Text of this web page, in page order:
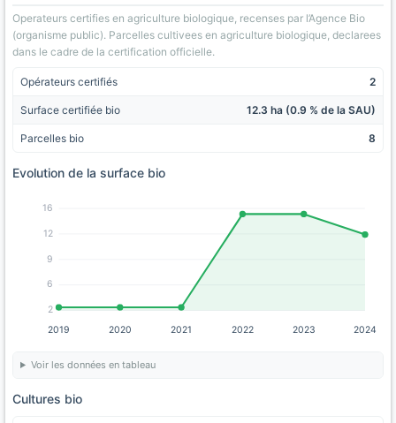
Operateurs certifies en agriculture biologique, recenses par l’Agence Bio
(organisme public). Parcelles cultivees en agriculture biologique, declarees
dans le cadre de la certification officielle.
Opérateurs certifiés 2
Surface certifiée bio 12.3 ha (0.9 % de la SAU)
Parcelles bio 8
Evolution de la surface bio
2
6
9
12
16
2019 2020 2021 2022 2023 2024
Voir les données en tableau
Cultures bio